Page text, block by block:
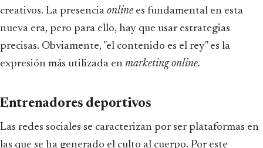
creativos. La presencia online es fundamental en esta
nueva era, pero para ello, hay que usar estrategias
precisas. Obviamente, "el contenido es el rey" es la
expresión más utilizada en marketing online.
Entrenadores deportivos
Las redes sociales se caracterizan por ser plataformas en
las que se ha generado el culto al cuerpo. Por este